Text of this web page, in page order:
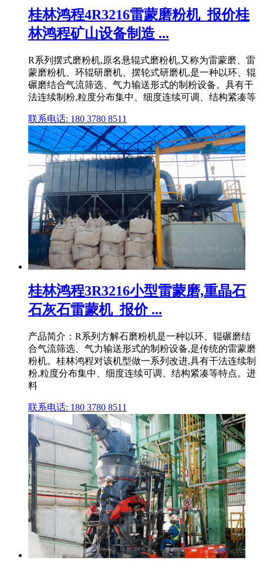
桂林鸿程4R3216雷蒙磨粉机_报价桂
林鸿程矿山设备制造 ...
R系列摆式磨粉机,原名悬辊式磨粉机,又称为雷蒙磨、雷
蒙磨粉机、环辊研磨机、摆轮式研磨机,是一种以环、辊
碾磨结合气流筛选、气力输送形式的制粉设备。具有干
法连续制粉,粒度分布集中、细度连续可调、结构紧凑等
联系电话: 180 3780 8511
桂林鸿程3R3216小型雷蒙磨,重晶石
石灰石雷蒙机_报价 ...
产品简介：R系列方解石磨粉机是一种以环、辊碾磨结
合气流筛选、气力输送形式的制粉设备,是传统的雷蒙磨
粉机。桂林鸿程对该机型做一系列改进,具有干法连续制
粉,粒度分布集中、细度连续可调、结构紧凑等特点。进
料
联系电话: 180 3780 8511